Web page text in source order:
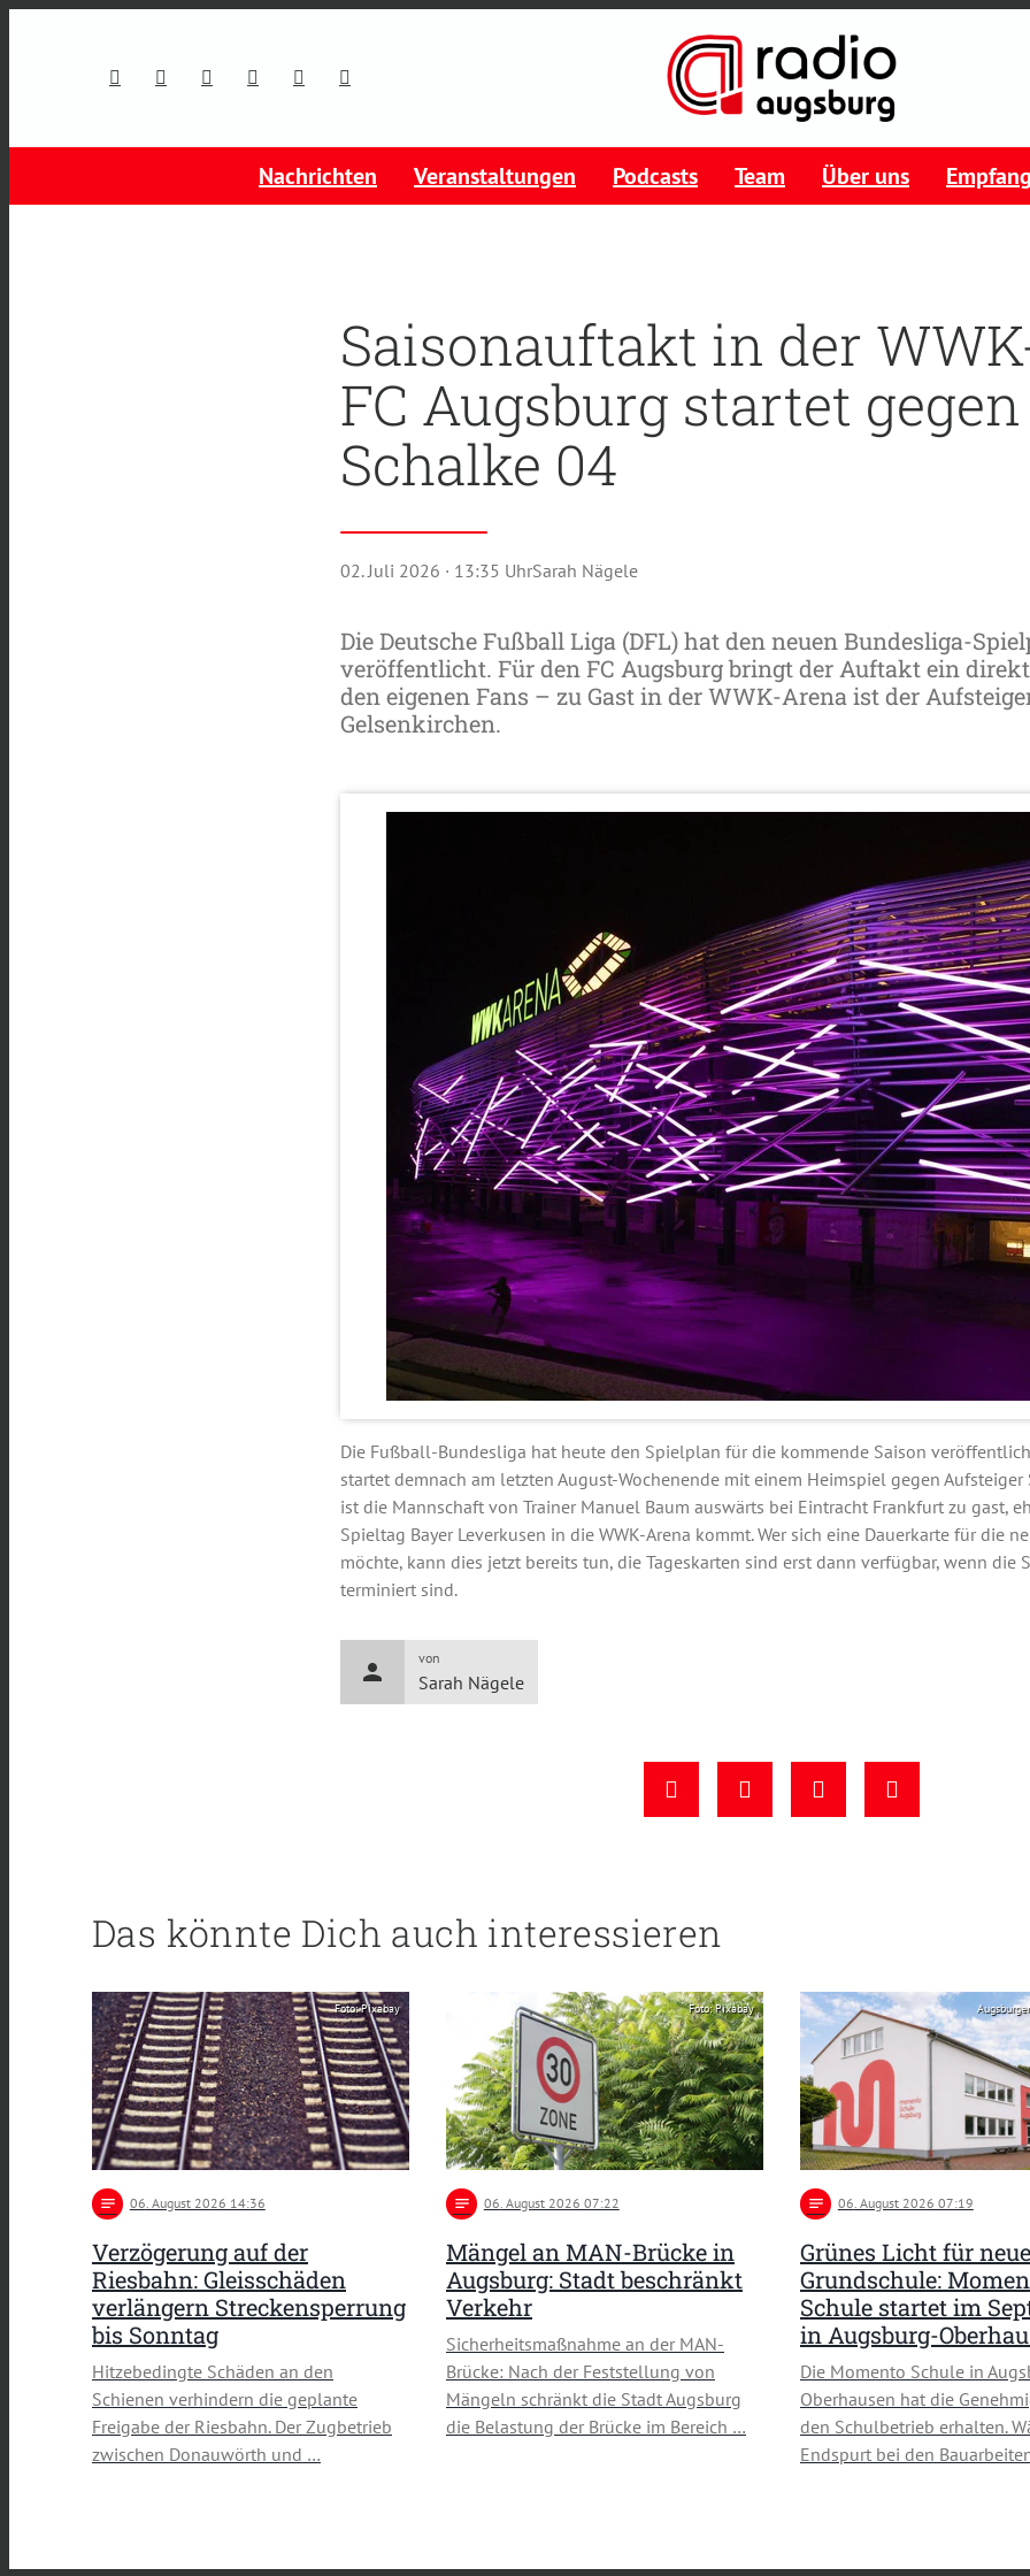
Nachrichten Veranstaltungen Podcasts Team Über uns Empfang
Saisonauftakt in der
FC Augsburg startet gegen
Schalke 04
02. Juli 2026 · 13:35 UhrSarah Nägele
Die Deutsche Fußball Liga (DFL) hat den neuen Bundesliga-
veröffentlicht. Für den FC Augsburg bringt der Auftakt ein
den eigenen Fans – zu Gast in der WWK-Arena ist der
Gelsenkirchen.
Die Fußball-Bundesliga hat heute den Spielplan für die kommende Saison
startet demnach am letzten August-Wochenende mit einem Heimspiel gegen Aufsteiger
ist die Mannschaft von Trainer Manuel Baum auswärts bei Eintracht Frankfurt zu gast,
Spieltag Bayer Leverkusen in die WWK-Arena kommt. Wer sich eine Dauerkarte für die
möchte, kann dies jetzt bereits tun, die Tageskarten sind erst dann verfügbar, wenn die
terminiert sind.
person
von
Sarah Nägele
Das könnte Dich auch interessieren
Foto: Pixabay
notes 06. August 2026 14:36
Verzögerung auf der
Riesbahn: Gleisschäden
verlängern Streckensperrung
bis Sonntag
Hitzebedingte Schäden an den
Schienen verhindern die geplante
Freigabe der Riesbahn. Der Zugbetrieb
zwischen Donauwörth und …
Foto: Pixabay
notes 06. August 2026 07:22
Mängel an MAN-Brücke in
Augsburg: Stadt beschränkt
Verkehr
Sicherheitsmaßnahme an der MAN-
Brücke: Nach der Feststellung von
Mängeln schränkt die Stadt Augsburg
die Belastung der Brücke im Bereich …
notes 06. August 2026 07:19
Grünes Licht für neue
Grundschule:
Schule startet im
in Augsburg-
Die Momento Schule in
Oberhausen hat die
den Schulbetrieb erhalten.
Endspurt bei den